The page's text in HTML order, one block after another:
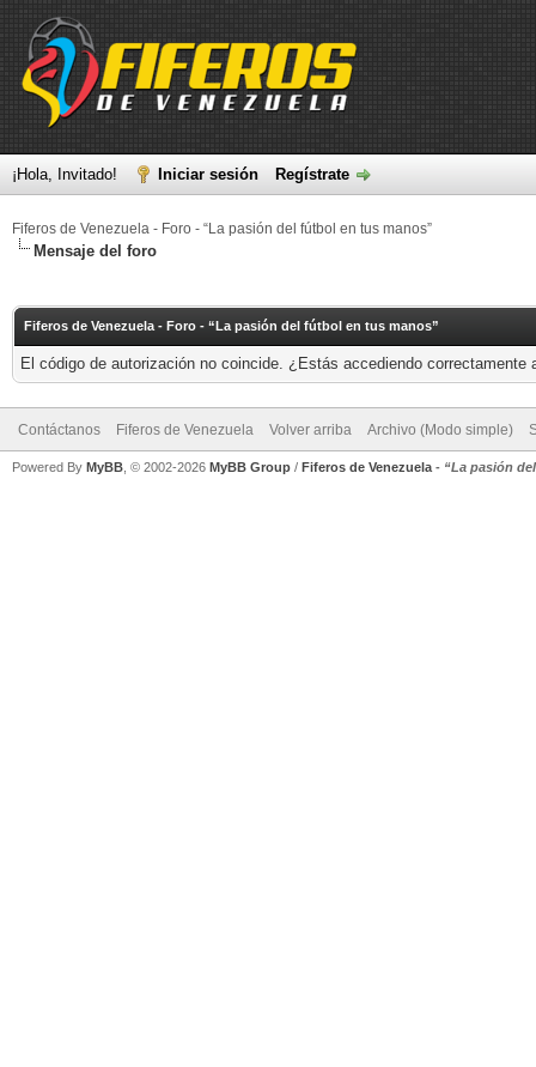
¡Hola, Invitado! Iniciar sesión Regístrate
Fiferos de Venezuela - Foro - “La pasión del fútbol en tus manos”
Mensaje del foro
Fiferos de Venezuela - Foro - “La pasión del fútbol en tus manos”
El código de autorización no coincide. ¿Estás accediendo
Contáctanos Fiferos de Venezuela Volver arriba Archivo (Modo simple)
Powered By MyBB , © 2002-2026 MyBB Group / Fiferos de Venezuela - “La pasión